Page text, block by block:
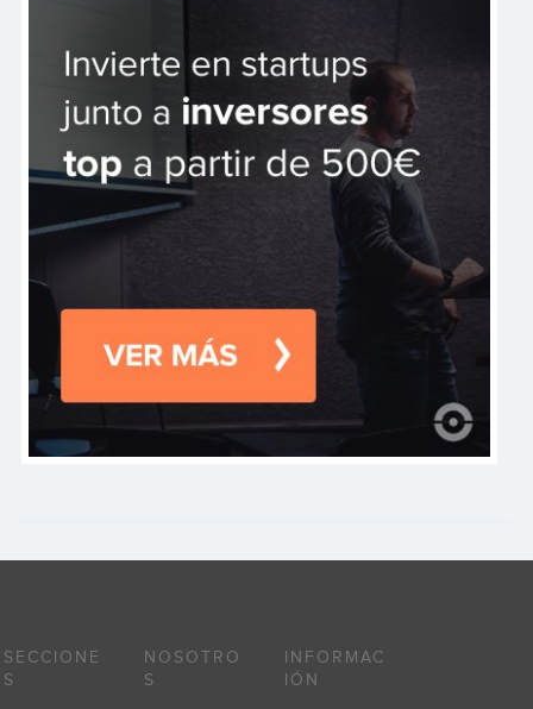
SECCIONE
S
NOSOTRO
S
INFORMAC
IÓN